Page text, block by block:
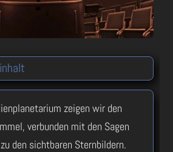
zeigen wir den
verbunden mit den Sagen
den sichtbaren Sternbildern.